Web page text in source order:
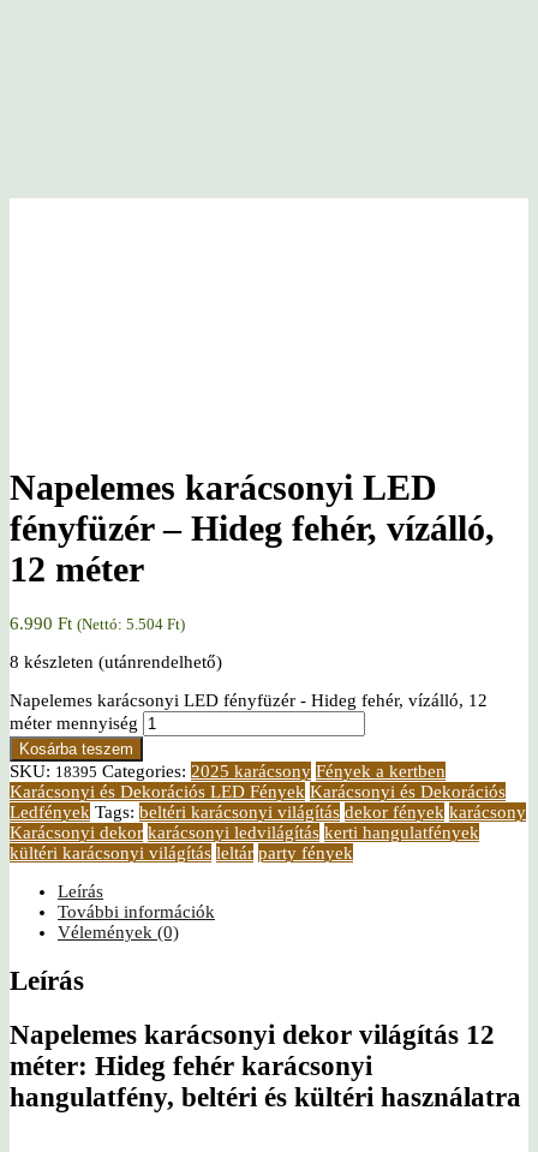
Napelemes karácsonyi LED
fényfüzér – Hideg fehér, vízálló,
12 méter
6.990 Ft (Nettó: 5.504 Ft)
8 készleten (utánrendelhető)
Napelemes karácsonyi LED fényfüzér - Hideg fehér, vízálló, 12
méter mennyiség
Kosárba teszem
SKU: 18395 Categories: 2025 karácsony Fények a kertben
Karácsonyi és Dekorációs LED Fények Karácsonyi és Dekorációs
Ledfények Tags: beltéri karácsonyi világítás dekor fények karácsony
Karácsonyi dekor karácsonyi ledvilágítás kerti hangulatfények
kültéri karácsonyi világítás leltár party fények
Leírás
További információk
Vélemények (0)
Leírás
Napelemes karácsonyi dekor világítás 12
méter: Hideg fehér karácsonyi
hangulatfény, beltéri és kültéri használatra